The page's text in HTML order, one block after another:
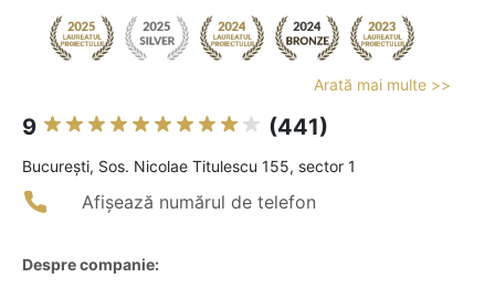
Arată mai multe >>
9 (441)
Bucureşti, Sos. Nicolae Titulescu 155, sector 1
Afișează numărul de telefon
Despre companie: